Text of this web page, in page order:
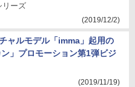
リーズ
(2019/12/2)
ャルモデル「imma」起用の
」プロモーション第1弾ビジ
(2019/11/19)